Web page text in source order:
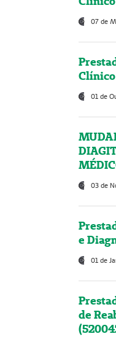
07 de
01 de
03 de
e
01 de
de